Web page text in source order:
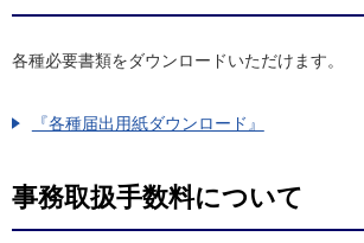
各種必要書類をダウンロードいただけます。
『各種届出用紙ダウンロード』
事務取扱手数料について